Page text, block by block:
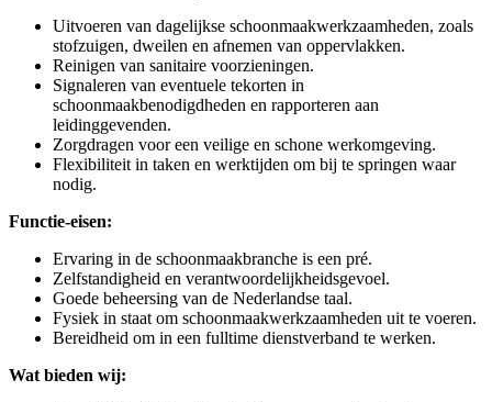
Uitvoeren van dagelijkse schoonmaakwerkzaamheden, zoals
stofzuigen, dweilen en afnemen van oppervlakken.
Reinigen van sanitaire voorzieningen.
Signaleren van eventuele tekorten in
schoonmaakbenodigdheden en rapporteren aan
leidinggevenden.
Zorgdragen voor een veilige en schone werkomgeving.
Flexibiliteit in taken en werktijden om bij te springen waar
nodig.
Functie-eisen:
Ervaring in de schoonmaakbranche is een pré.
Zelfstandigheid en verantwoordelijkheidsgevoel.
Goede beheersing van de Nederlandse taal.
Fysiek in staat om schoonmaakwerkzaamheden uit te voeren.
Bereidheid om in een fulltime dienstverband te werken.
Wat bieden wij: